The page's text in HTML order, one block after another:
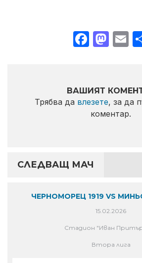
ВАШИЯТ
Трябва да влезете, за да
коментар.
СЛЕДВАЩ МАЧ
ЧЕРНОМОРЕЦ 1919 VS
15.02.2026
Стадион "Иван
Втора лига